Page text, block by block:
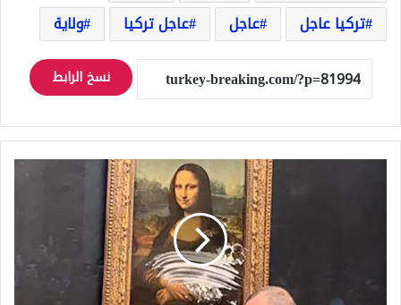
تركيا عاجل
عاجل عاجل تركيا ولاية
نسخ الرابط